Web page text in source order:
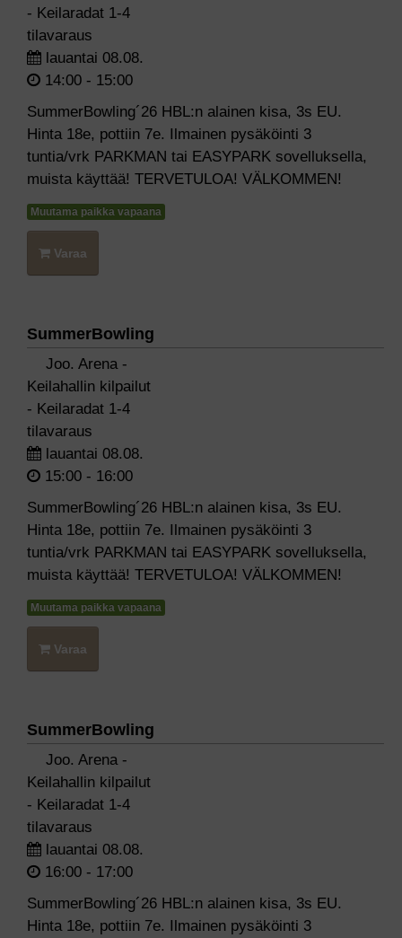
- Keilaradat 1-4
tilavaraus
lauantai 08.08.
14:00 - 15:00
SummerBowling´26 HBL:n alainen kisa, 3s EU.
Hinta 18e, pottiin 7e. Ilmainen pysäköinti 3
tuntia/vrk PARKMAN tai EASYPARK sovelluksella,
muista käyttää! TERVETULOA! VÄLKOMMEN!
Muutama paikka vapaana
Varaa
SummerBowling
Joo. Arena -
Keilahallin kilpailut
- Keilaradat 1-4
tilavaraus
lauantai 08.08.
15:00 - 16:00
SummerBowling´26 HBL:n alainen kisa, 3s EU.
Hinta 18e, pottiin 7e. Ilmainen pysäköinti 3
tuntia/vrk PARKMAN tai EASYPARK sovelluksella,
muista käyttää! TERVETULOA! VÄLKOMMEN!
Muutama paikka vapaana
Varaa
SummerBowling
Joo. Arena -
Keilahallin kilpailut
- Keilaradat 1-4
tilavaraus
lauantai 08.08.
16:00 - 17:00
SummerBowling´26 HBL:n alainen kisa, 3s EU.
Hinta 18e, pottiin 7e. Ilmainen pysäköinti 3